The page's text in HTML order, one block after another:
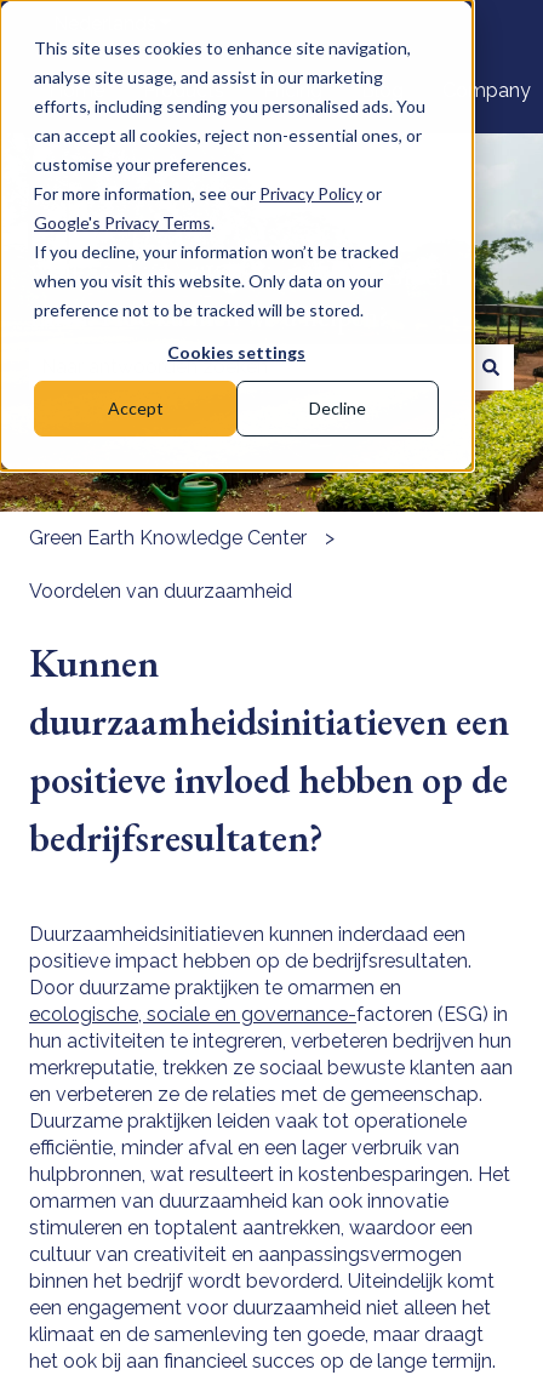
This site uses cookies to enhance site navigation,
analyse site usage, and assist in our marketing
efforts, including sending you personalised ads. You
can accept all cookies, reject non-essential ones, or
customise your preferences.
For more information, see our Privacy Policyor
Google's Privacy Terms.
If you decline, your information won’t be tracked
when you visit this website. Only data on your
preference not to be tracked will be stored.
Cookies settings
Accept Decline
Home Products Pricing Blog Company
Welkom bij het Kenniscentrum Green
Earth. Hoe kunnen we u helpen?
Er zijn geen suggesties want het zoekveld is leeg.
Green Earth Knowledge Center
Voordelen van duurzaamheid
Kunnen
duurzaamheidsinitiatieven een
positieve invloed hebben op de
bedrijfsresultaten?
Duurzaamheidsinitiatieven kunnen inderdaad een
positieve impact hebben op de bedrijfsresultaten.
Door duurzame praktijken te omarmen en
ecologische, sociale en governance-factoren (ESG) in
hun activiteiten te integreren, verbeteren bedrijven hun
merkreputatie, trekken ze sociaal bewuste klanten aan
en verbeteren ze de relaties met de gemeenschap.
Duurzame praktijken leiden vaak tot operationele
efficiëntie, minder afval en een lager verbruik van
hulpbronnen, wat resulteert in kostenbesparingen. Het
omarmen van duurzaamheid kan ook innovatie
stimuleren en toptalent aantrekken, waardoor een
cultuur van creativiteit en aanpassingsvermogen
binnen het bedrijf wordt bevorderd. Uiteindelijk komt
een engagement voor duurzaamheid niet alleen het
klimaat en de samenleving ten goede, maar draagt
het ook bij aan financieel succes op de lange termijn.